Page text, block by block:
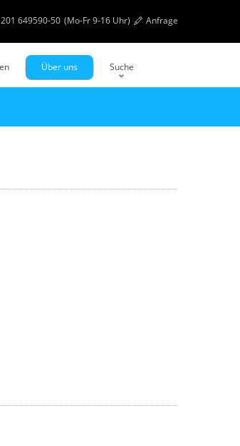
649590-50 (Mo-Fr 9-16 Uhr) Anfrage
Über uns Suche